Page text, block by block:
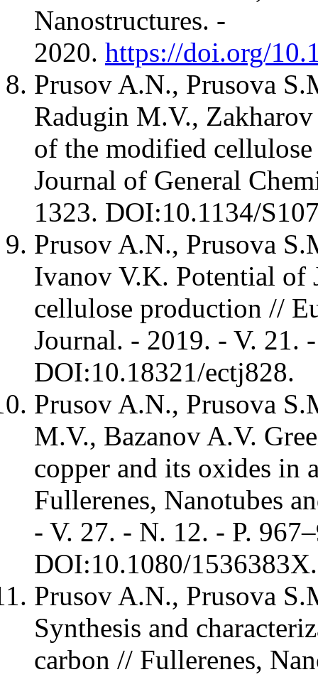
Nanostructures. -
2020. https://doi.org/
Prusov A.N., Prusova
Radugin M.V.,
of the modified
Journal of General
1323. DOI:10.1134/
Prusov A.N., Prusova
Ivanov V.K. Potential of
cellulose production //
Journal. - 2019. - V. 21.
DOI:10.18321/ectj828.
Prusov A.N., Prusova
M.V., Bazanov A.V.
copper and its oxides in
Fullerenes, Nanotubes
- V. 27. - N. 12. - P.
DOI:10.1080/
Prusov A.N., Prusova
Synthesis and
carbon // Fullerenes,